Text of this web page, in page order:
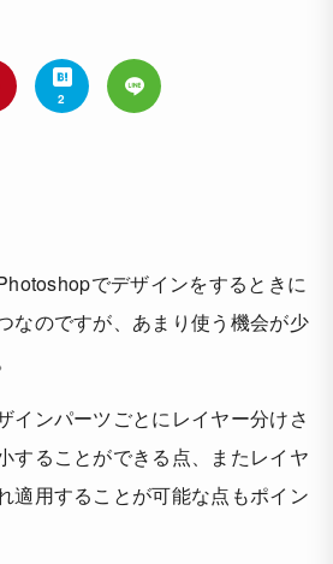
2
でデザインをするときに
なのですが、あまり使う機会が少
インパーツごとにレイヤー分けさ
することができる点、またレイヤ
適用することが可能な点もポイン